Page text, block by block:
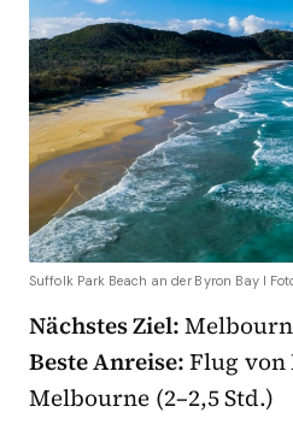
Suffolk Park Beach an der Byron Bay I
Nächstes Ziel:
Beste Anreise:Flug von
Melbourne (2–2,5 Std.)